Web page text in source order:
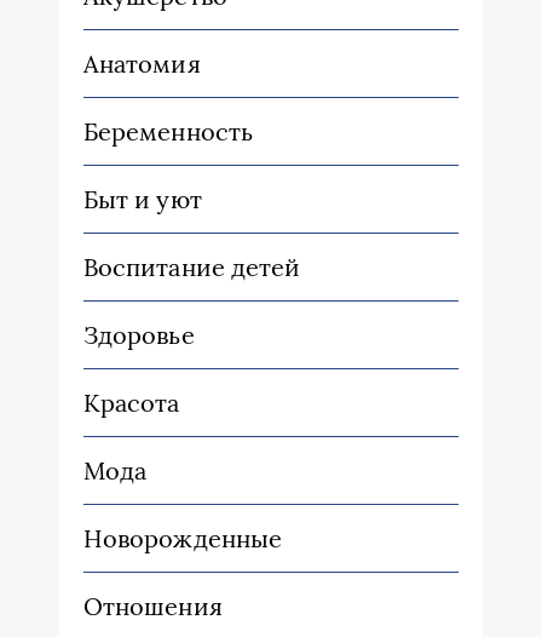
Анатомия
Беременность
Быт и уют
Воспитание детей
Здоровье
Красота
Мода
Новорожденные
Отношения